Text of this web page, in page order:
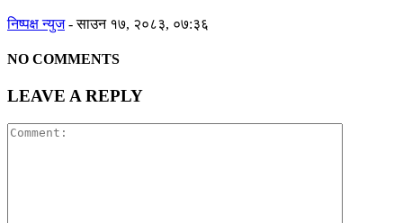
निष्पक्ष न्युज - साउन १७, २०८३, ०७:३६
NO COMMENTS
LEAVE A REPLY